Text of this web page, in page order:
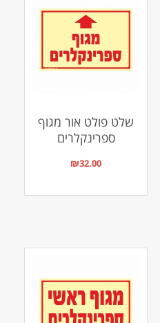
שלט פולט אור מגוף
ספרינקלרים
₪32.00